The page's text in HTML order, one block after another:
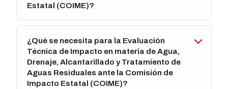
Estatal (COIME)?
¿Qué se necesita para la Evaluación
Técnica de Impacto en materia de Agua,
Drenaje, Alcantarillado y Tratamiento de
Aguas Residuales ante la Comisión de
Impacto Estatal (COIME)?